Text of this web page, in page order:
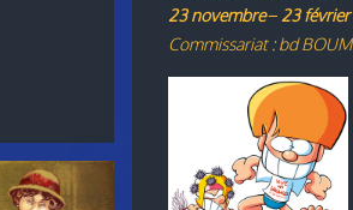
23 novembre – 23 février
Commissariat : bd BOUM